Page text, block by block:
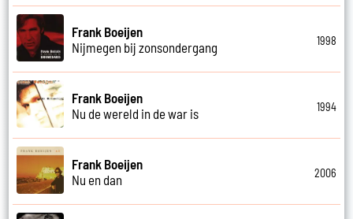
Frank Boeijen
Nijmegen bij zonsondergang
1998
Frank Boeijen
Nu de wereld in de war is
1994
Frank Boeijen
Nu en dan
2006